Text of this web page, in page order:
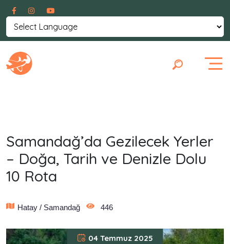
Samandağ’da Gezilecek Yerler
– Doğa, Tarih ve Denizle Dolu
10 Rota
Hatay / Samandağ 446
04 Temmuz 2025